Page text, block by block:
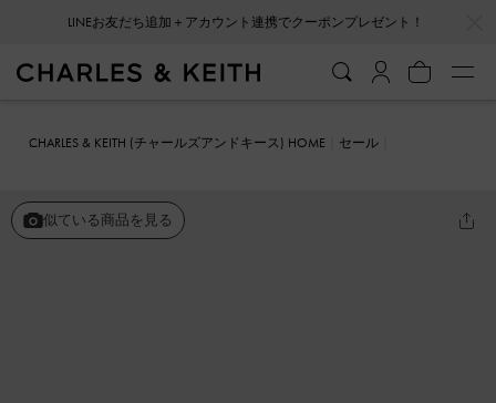
LINEお友だち追加＋アカウント連携でクーポンプレゼント！
CHARLES & KEITH (チャールズアンドキース) HOME
セール
似ている商品を見る